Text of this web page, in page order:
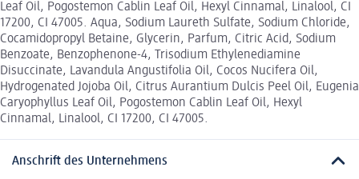
Leaf Oil, Pogostemon Cablin Leaf Oil, Hexyl Cinnamal, Linalool, CI
17200, CI 47005. Aqua, Sodium Laureth Sulfate, Sodium Chloride,
Cocamidopropyl Betaine, Glycerin, Parfum, Citric Acid, Sodium
Benzoate, Benzophenone-4, Trisodium Ethylenediamine
Disuccinate, Lavandula Angustifolia Oil, Cocos Nucifera Oil,
Hydrogenated Jojoba Oil, Citrus Aurantium Dulcis Peel Oil, Eugenia
Caryophyllus Leaf Oil, Pogostemon Cablin Leaf Oil, Hexyl
Cinnamal, Linalool, CI 17200, CI 47005.
Anschrift des Unternehmens